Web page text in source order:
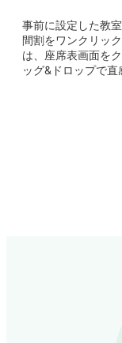
事前に設定した教
間割をワンクリッ
は、座席表画面を
ッグ&ドロップで直